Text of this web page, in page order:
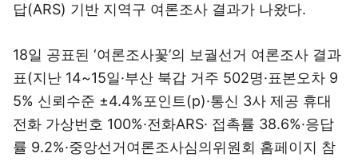
답(ARS) 기반 지역구 여론조사 결과가 나왔다.
18일 공표된 ‘여론조사꽃’의 보궐선거 여론조사 결과
표(지난 14~15일·부산 북갑 거주 502명·표본오차 9
5% 신뢰수준 ±4.4%포인트(p)·통신 3사 제공 휴대
전화 가상번호 100%·전화ARS· 접촉률 38.6%·응답
률 9.2%·중앙선거여론조사심의위원회 홈페이지 참